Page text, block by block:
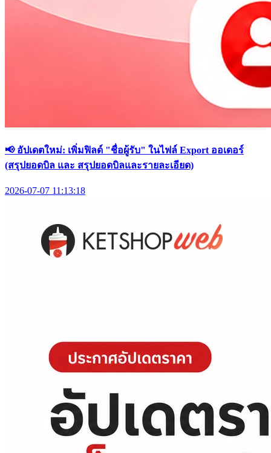
📢 อัปเดตใหม่: เพิ่มฟิลด์ "ชื่อผู้รับ" ในไฟล์ Export ออเดอร์
(สรุปยอดบิล และ สรุปยอดบิลและรายละเอียด)
2026-07-07 11:13:18